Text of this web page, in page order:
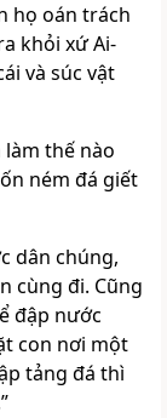
họ oán trách
khỏi xứ Ai-
và súc vật
làm thế nào
ném đá giết
dân chúng,
cùng đi. Cũng
đập nước
con nơi một
tảng đá thì